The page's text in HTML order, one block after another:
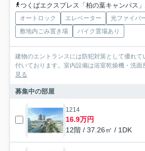
つくばエクスプレス「柏の葉キャンパス
オートロック エレベーター 光ファイバ
敷地内ごみ置き場
バイク置場あり
建物のエントランスには防犯対策として優れ
付いております。室内設備は浴室乾燥機・洗面
見る
募集中の部屋
1214
16.9万円
12階 / 37.26㎡ / 1DK